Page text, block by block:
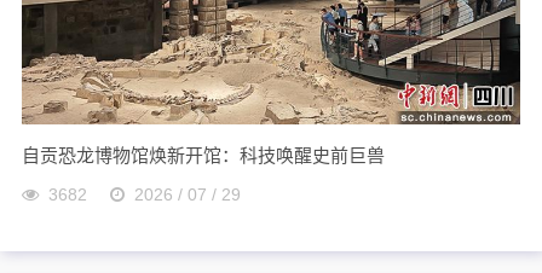
自贡恐龙博物馆焕新开馆：科技唤醒史前巨兽
3682 2026 / 07 / 29